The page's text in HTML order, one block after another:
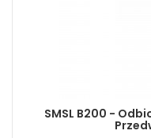
SMSL B200 -